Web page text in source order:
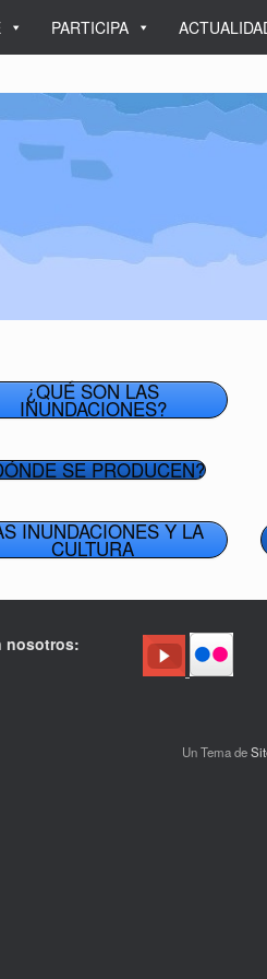
PARTICIPA
¿QUÉ SON LAS
INUNDACIONES?
SE PRODUCEN?
INUNDACIONES Y LA
CULTURA
nosotros:
Un Tema de